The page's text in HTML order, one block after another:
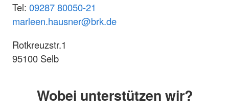
Tel: 09287 80050-21
marleen.hausner@brk.de
Rotkreuzstr.1
95100 Selb
Wobei unterstützen wir?